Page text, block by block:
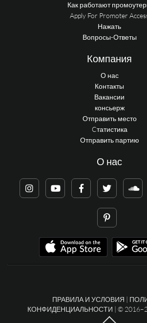
Как работают
Apply For Promoter
Нажать
Вопросы-Ответы
Компания
О нас
Контакты
Вакансии
консьерж
Отправить место
Cтатистика
Отправить партию
О нас
ПРАВИЛА И УСЛОВИЯ |
КОНФИДЕНЦИАЛЬНОСТИ | ©